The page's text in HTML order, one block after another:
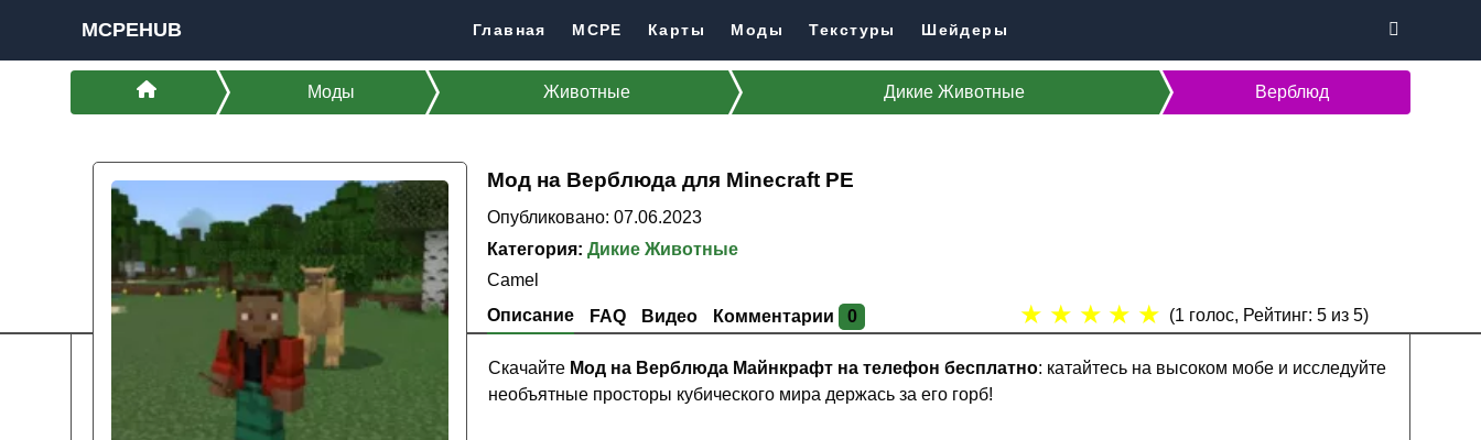
MCPEHUB Главная MCPE Карты Моды Текстуры Шейдеры
Моды Животные Дикие Животные Верблюд
Мод на Верблюда для Minecraft PE
Опубликовано: 07.06.2023
Категория:Дикие Животные
Camel
Описание
FAQ Видео Комментарии 0 ★ ★ ★ ★ ★ (1 голос, Рейтинг: 5из 5)
Скачайте Мод на Верблюда Майнкрафт на телефон бесплатно: катайтесь на высоком мобе и исследуйте
необъятные просторы кубического мира держась за его горб!